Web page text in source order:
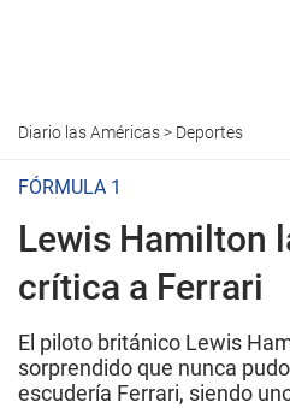
Diario las Américas> Deportes
FÓRMULA 1
Lewis Hamilton
crítica a Ferrari
El piloto británico Lewis
sorprendido que nunca
escudería Ferrari, siendo